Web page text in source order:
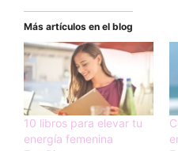
Más artículos en el blog
10 libros para elevar tu
energía femenina